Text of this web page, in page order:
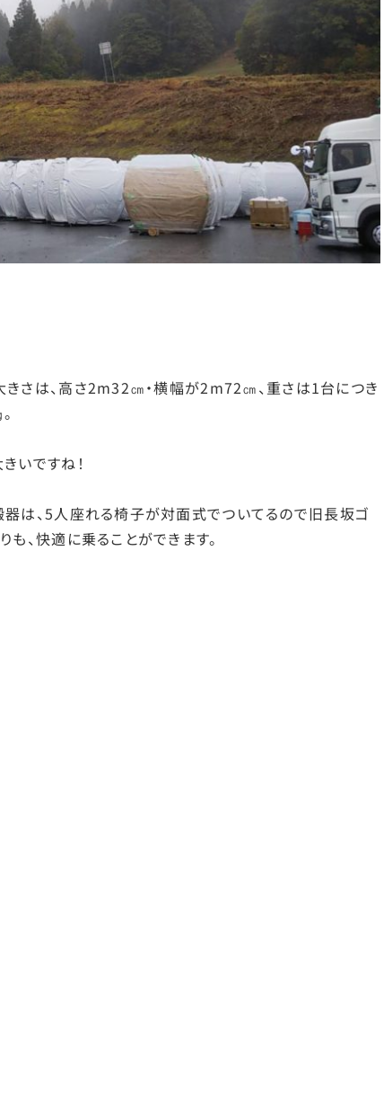
さは、高さ2m32㎝・横幅が2m72㎝、重さは1台につき
いですね！
器は、5人座れる椅子が対面式でついてるので旧長坂ゴ
も、快適に乗ることができます。